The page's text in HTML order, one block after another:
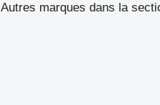
Autres marques dans la